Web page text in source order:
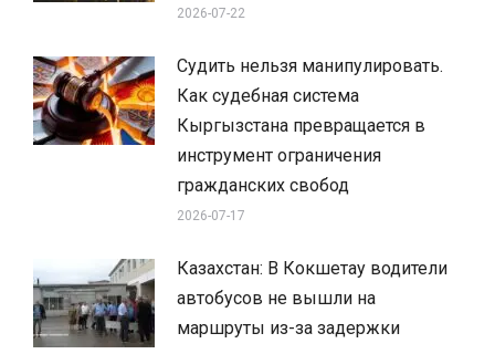
2026-07-22
Судить нельзя манипулировать.
Как судебная система
Кыргызстана превращается в
инструмент ограничения
гражданских свобод
2026-07-17
Казахстан: В Кокшетау водители
автобусов не вышли на
маршруты из-за задержки